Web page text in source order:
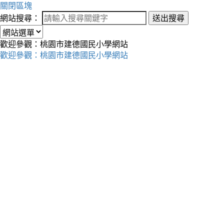
關閉區塊
網站搜尋：
送出搜尋
歡迎參觀：桃園市建德國民小學網站
歡迎參觀：桃園市建德國民小學網站